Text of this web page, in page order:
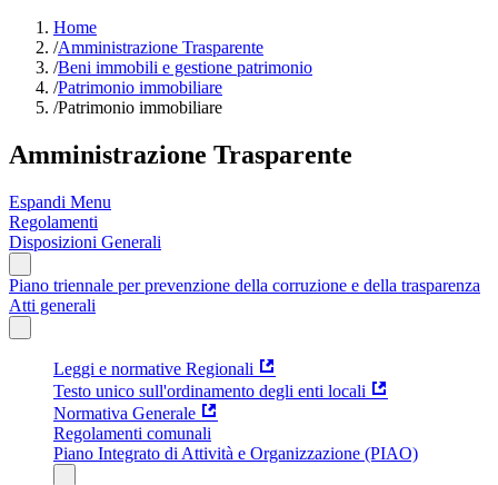
Home
/Amministrazione Trasparente
/Beni immobili e gestione patrimonio
/Patrimonio immobiliare
/Patrimonio immobiliare
Amministrazione Trasparente
Espandi Menu
Regolamenti
Disposizioni Generali
Piano triennale per prevenzione della corruzione e della trasparenza
Atti generali
Leggi e normative Regionali
Testo unico sull'ordinamento degli enti locali
Normativa Generale
Regolamenti comunali
Piano Integrato di Attività e Organizzazione (PIAO)